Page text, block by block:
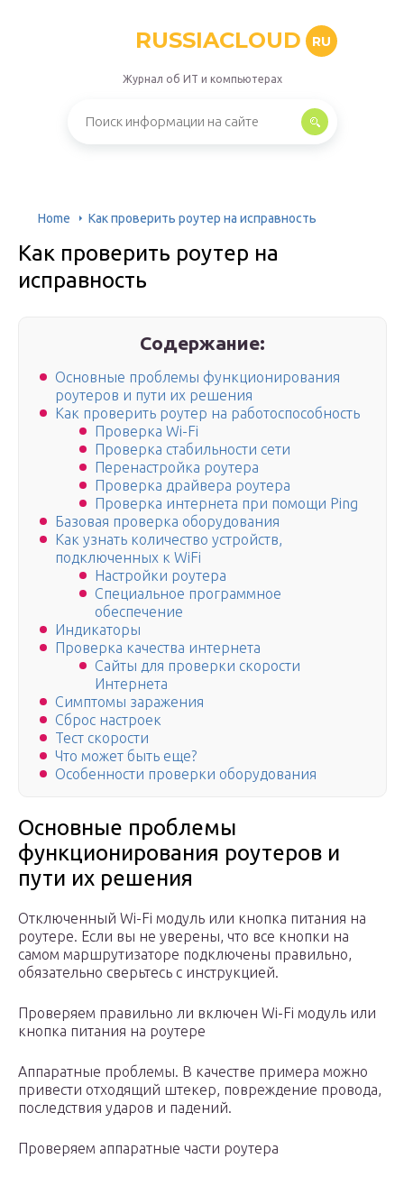
RUSSIACLOUD RU
Журнал об ИТ и компьютерах
Home Как проверить роутер на исправность
Как проверить роутер на
исправность
Содержание:
Основные проблемы функционирования
роутеров и пути их решения
Как проверить роутер на работоспособность
Проверка Wi-Fi
Проверка стабильности сети
Перенастройка роутера
Проверка драйвера роутера
Проверка интернета при помощи Ping
Базовая проверка оборудования
Как узнать количество устройств,
подключенных к WiFi
Настройки роутера
Специальное программное
обеспечение
Индикаторы
Проверка качества интернета
Сайты для проверки скорости
Интернета
Симптомы заражения
Сброс настроек
Тест скорости
Что может быть еще?
Особенности проверки оборудования
Основные проблемы
функционирования роутеров и
пути их решения
Отключенный Wi-Fi модуль или кнопка питания на
роутере. Если вы не уверены, что все кнопки на
самом маршрутизаторе подключены правильно,
обязательно сверьтесь с инструкцией.
Проверяем правильно ли включен Wi-Fi модуль или
кнопка питания на роутере
Аппаратные проблемы. В качестве примера можно
привести отходящий штекер, повреждение провода,
последствия ударов и падений.
Проверяем аппаратные части роутера